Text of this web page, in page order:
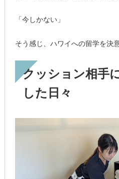
「今しかない」
そう感じ、ハワイへの留学を決
クッション相手
した日々